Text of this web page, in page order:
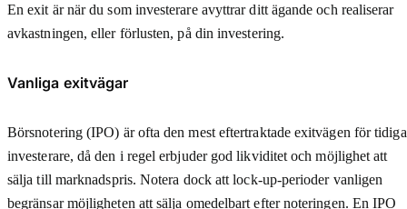
En exit är när du som investerare avyttrar ditt ägande och realiserar
avkastningen, eller förlusten, på din investering.
Vanliga exitvägar
Börsnotering (IPO) är ofta den mest eftertraktade exitvägen för tidiga
investerare, då den i regel erbjuder god likviditet och möjlighet att
sälja till marknadspris. Notera dock att lock-up-perioder vanligen
begränsar möjligheten att sälja omedelbart efter noteringen. En IPO